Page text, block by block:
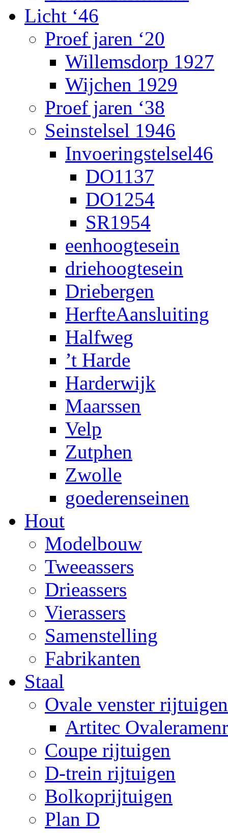
Licht ‘46
Proef jaren ‘20
Willemsdorp 1927
Wijchen 1929
Proef jaren ‘38
Seinstelsel 1946
Invoeringstelsel46
DO1137
DO1254
SR1954
eenhoogtesein
driehoogtesein
Driebergen
HerfteAansluiting
Halfweg
’t Harde
Harderwijk
Maarssen
Velp
Zutphen
Zwolle
goederenseinen
Hout
Modelbouw
Tweeassers
Drieassers
Vierassers
Samenstelling
Fabrikanten
Staal
Ovale venster rijtuigen
Artitec
Coupe rijtuigen
D-trein rijtuigen
Bolkoprijtuigen
Plan D